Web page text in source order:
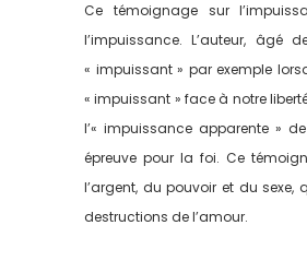
Ce témoignage sur
l’impuissance. L’auteur,
« impuissant » par exemple
« impuissant » face à notre
l’« impuissance apparente »
épreuve pour la foi. Ce
l’argent, du pouvoir et du
destructions de l’amour.